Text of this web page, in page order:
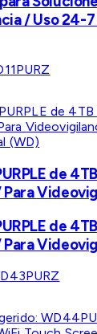
/ Uso 24-7
(WD)
de
Para
de
Para